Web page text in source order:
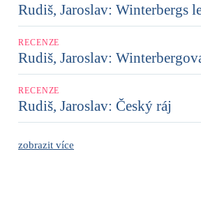
Rudiš, Jaroslav: Winterbergs
RECENZE
Rudiš, Jaroslav:
RECENZE
Rudiš, Jaroslav: Český ráj
zobrazit více